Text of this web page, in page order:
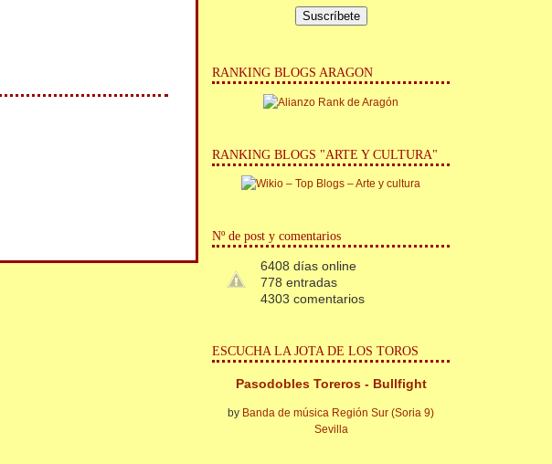
RANKING BLOGS ARAGON
RANKING BLOGS "ARTE Y CULTURA"
Nº de post y comentarios
6408 días online
778 entradas
4303 comentarios
ESCUCHA LA JOTA DE LOS TOROS
Pasodobles Toreros - Bullfight
by Banda de música Región Sur (Soria 9)
Sevilla